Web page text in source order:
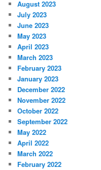
August 2023
July 2023
June 2023
May 2023
April 2023
March 2023
February 2023
January 2023
December 2022
November 2022
October 2022
September 2022
May 2022
April 2022
March 2022
February 2022